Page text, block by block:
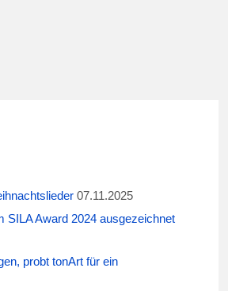
07.11.2025
SILA Award 2024 ausgezeichnet
probt tonArt für ein